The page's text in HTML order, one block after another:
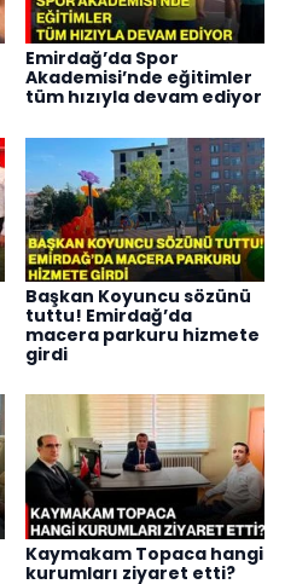
Emirdağ’da Spor
Akademisi’nde eğitimler
tüm hızıyla devam ediyor
Başkan Koyuncu sözünü
tuttu! Emirdağ’da
macera parkuru hizmete
girdi
Kaymakam Topaca hangi
kurumları ziyaret etti?